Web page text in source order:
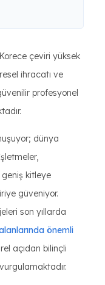
çeviri yüksek
ihracatı ve
profesyonel
dünya
kitleye
güveniyor.
son yıllarda
önemli
açıdan bilinçli